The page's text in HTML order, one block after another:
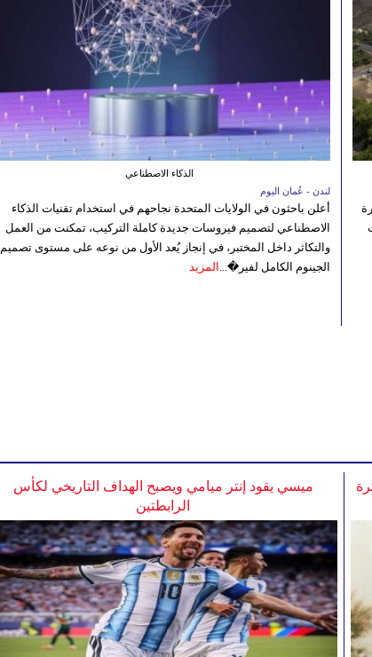
الذكاء الاصطناعي
لندن - عُمان اليوم
أعلن باحثون في الولايات المتحدة نجاحهم في استخدام تقنيات الذكاء
الاصطناعي لتصميم فيروسات جديدة كاملة التركيب، تمكنت من العمل
والتكاثر داخل المختبر، في إنجاز يُعد الأول من نوعه على مستوى تصميم
الجينوم الكامل لفير�... المزيد
ميسي يقود إنتر ميامي ويصبح الهداف التاريخي لكأس
الرابطتين